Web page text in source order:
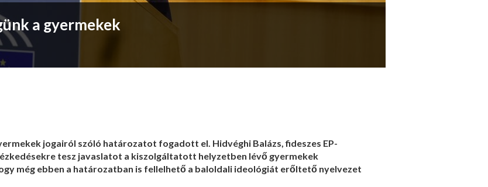
a gyermekek
jogairól szóló határozatot fogadott el. Hidvéghi Balázs, fideszes EP-
tesz javaslatot a kiszolgáltatott helyzetben lévő gyermekek
még ebben a határozatban is fellelhető a baloldali ideológiát erőltető nyelvezet